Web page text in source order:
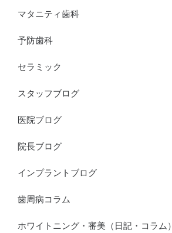
マタニティ歯科
予防歯科
セラミック
スタッフブログ
医院ブログ
院長ブログ
インプラントブログ
歯周病コラム
ホワイトニング・審美（日記・コラム）